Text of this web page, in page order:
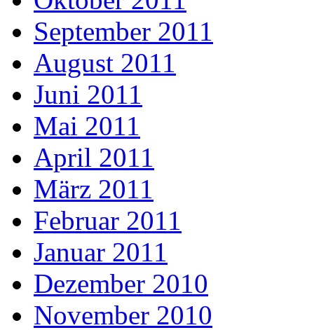
September 2011
August 2011
Juni 2011
Mai 2011
April 2011
März 2011
Februar 2011
Januar 2011
Dezember 2010
November 2010